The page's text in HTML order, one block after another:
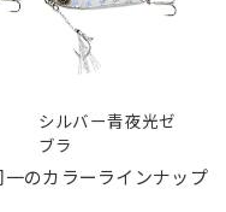
シルバー青夜光ゼ
ブラ
のカラーラインナップ